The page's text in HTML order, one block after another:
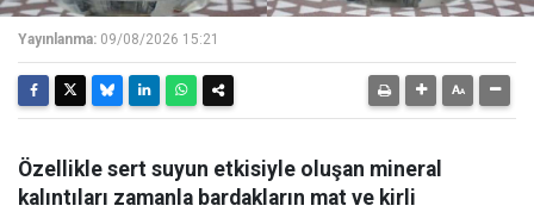
Yayınlanma: 09/08/2026 15:21
Özellikle sert suyun etkisiyle oluşan mineral
kalıntıları zamanla bardakların mat ve kirli